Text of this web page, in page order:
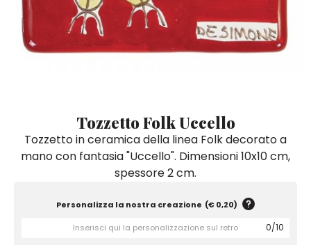
Tozzetto Folk Uccello
Tozzetto in ceramica della linea Folk decorato a
mano con fantasia "Uccello". Dimensioni 10x10 cm,
spessore 2 cm.
Personalizza la nostra creazione (€ 0,20)
0/10
Quadri e Pannelli per Pareti
Vasi
Scatole
Tegamini
Portatovaglioli
Sale e Pepe - Olio e Aceto
Sottopentola & Sottobottiglia
Tazzine da Caffè con Piattino
Tegami e Zuppiere
De Simone per Giusina
Tozzetti
Vasi Mignon
Secchielli Portaghiaccio
Servizi di Piatti
Tazzine da Caffè con Piattino
Tegami e Zuppiere
Teiere
Tovagliette Americane & Sottopiatti
Secchielli Portaghiaccio
Servizi di Piatti
Tazzine da Caffè con Piattino
Tegami e Zuppiere
Teiere
Tovagliette Americane & Sottopiatti